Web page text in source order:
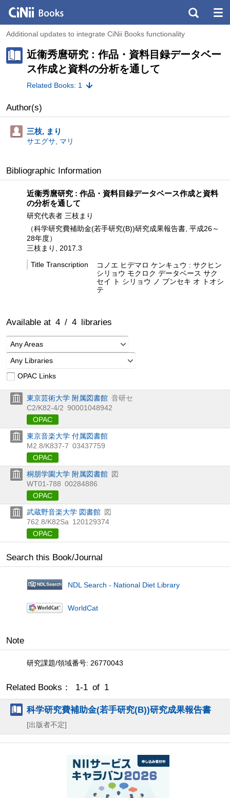
Additional updates to integrate CiNii Books functionality
近衞秀麿研究 : 作品・資料目録データベー
ス作成と資料の分析を通して
Related Books: 1
Author(s)
三枝, まり
サエグサ, マリ
Bibliographic Information
近衞秀麿研究 : 作品・資料目録データベース作成と資料
の分析を通して
研究代表者 三枝まり
（科学研究費補助金(若手研究(B))研究成果報告書, 平成26～
28年度）
三枝まり, 2017.3
Title Transcription
コノエ ヒデマロ ケンキュウ : サクヒン
シリョウ モクロク データベース サク
セイ ト シリョウ ノ ブンセキ オ トオシ
テ
Available at 4 / 4 libraries
Any Areas
Any Libraries
OPAC Links
東京芸術大学 附属図書館 音研セ
C2/K82-4/2 90001048942
OPAC
東京音楽大学 付属図書館
M2.8/K837-7 03437759
OPAC
桐朋学園大学 附属図書館 図
WT01-788 00284886
OPAC
武蔵野音楽大学 図書館 図
762.8/K82Sa 120129374
OPAC
Search this Book/Journal
NDL Search - National Diet Library
WorldCat
Note
研究課題/領域番号: 26770043
Related Books： 1-1 of 1
科学研究費補助金(若手研究(B))研究成果報告書
[出版者不定]